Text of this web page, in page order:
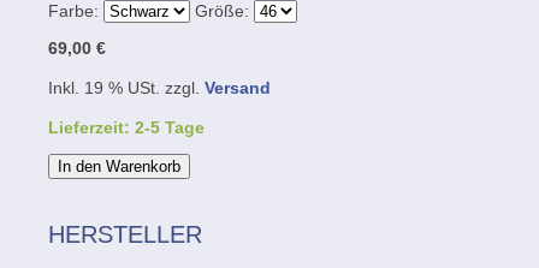
Farbe:
Größe:
69,00 €
Inkl. 19 % USt. zzgl. Versand
Lieferzeit: 2-5 Tage
In den Warenkorb
HERSTELLER